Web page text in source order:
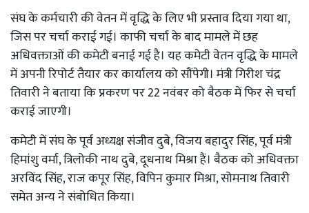
संघ के कर्मचारी की वेतन में वृद्धि के लिए भी प्रस्ताव दिया गया था,
जिस पर चर्चा कराई गई। काफी चर्चा के बाद मामले में छह
अधिवक्ताओं की कमेटी बनाई गई है। यह कमेटी वेतन वृद्धि के मामले
में अपनी रिपोर्ट तैयार कर कार्यालय को सौंपेगी। मंत्री गिरीश चंद्र
तिवारी ने बताया कि प्रकरण पर 22 नवंबर को बैठक में फिर से चर्चा
कराई जाएगी।
कमेटी में संघ के पूर्व अध्यक्ष संजीव दुबे, विजय बहादुर सिंह, पूर्व मंत्री
हिमांशु वर्मा, त्रिलोकी नाथ दुबे, दूधनाथ मिश्रा हैं। बैठक को अधिवक्ता
अरविंद सिंह, राज कपूर सिंह, विपिन कुमार मिश्रा, सोमनाथ तिवारी
समेत अन्य ने संबोधित किया।